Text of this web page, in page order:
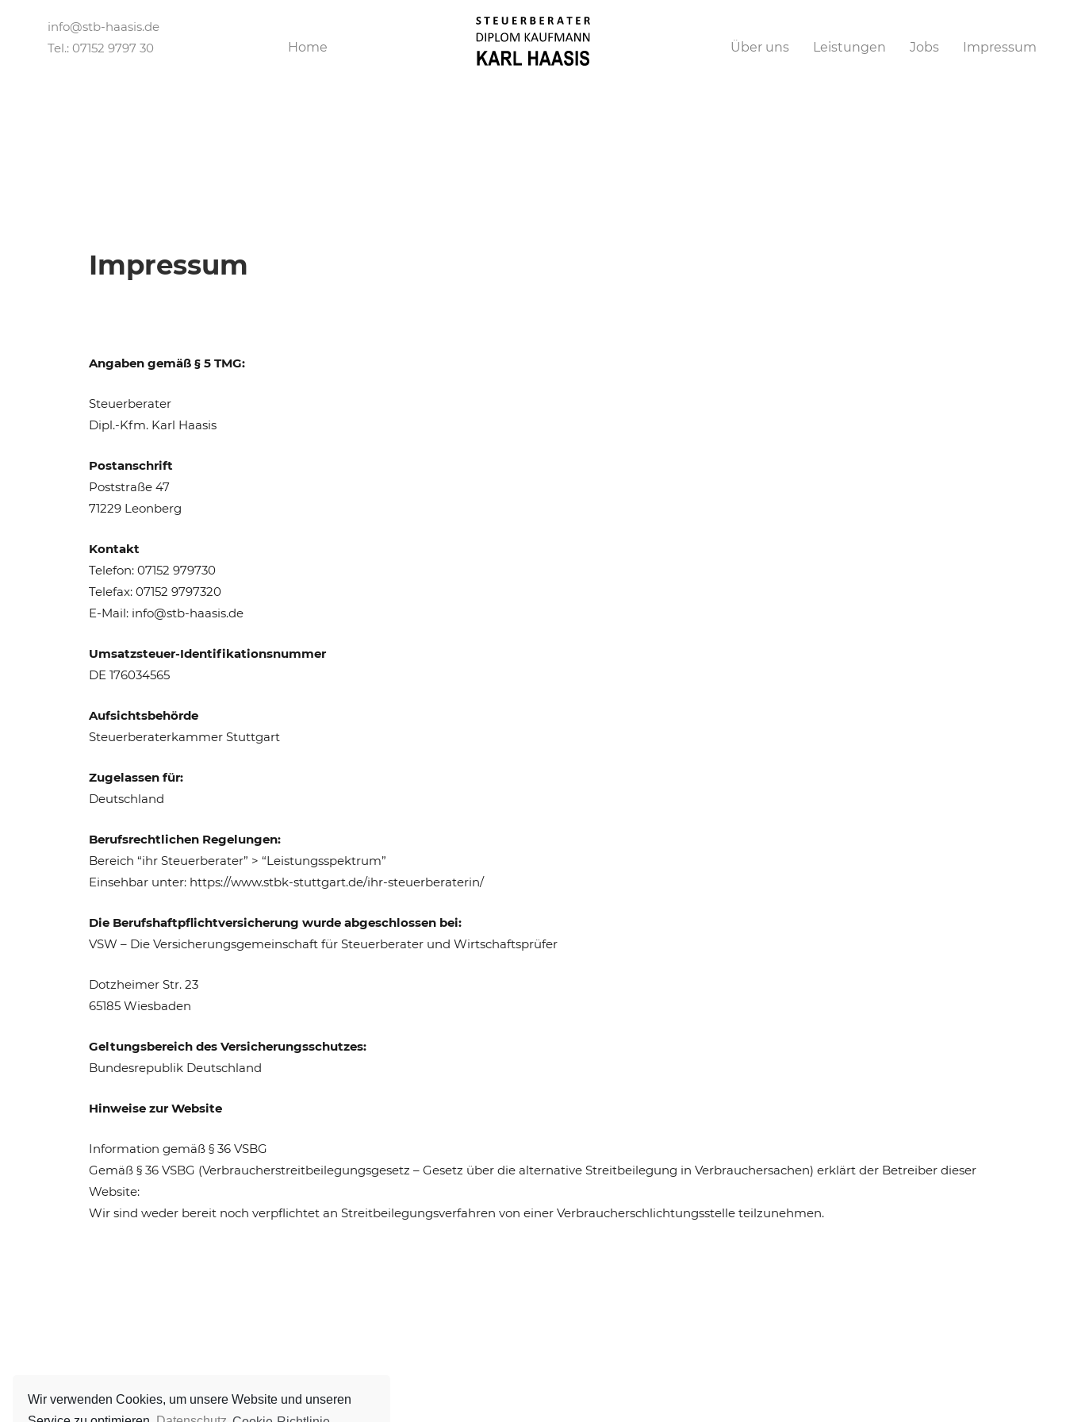
Wir verwenden Cookies, um unsere Website und unseren
info@stb-haasis.de
Tel.: 07152 9797 30
Home Über uns Leistungen Jobs Impressum
Impressum
Angaben gemäß § 5 TMG:
Steuerberater
Dipl.-Kfm. Karl Haasis
Postanschrift
Poststraße 47
71229 Leonberg
Kontakt
Telefon: 07152 979730
Telefax: 07152 9797320
E-Mail: info@stb-haasis.de
Umsatzsteuer-Identifikationsnummer
DE 176034565
Aufsichtsbehörde
Steuerberaterkammer Stuttgart
Zugelassen für:
Deutschland
Berufsrechtlichen Regelungen:
Bereich “ihr Steuerberater” > “Leistungsspektrum”
Einsehbar unter: https://www.stbk-stuttgart.de/ihr-steuerberaterin/
Die Berufshaftpflichtversicherung wurde abgeschlossen bei:
VSW – Die Versicherungsgemeinschaft für Steuerberater und Wirtschaftsprüfer
Dotzheimer Str. 23
65185 Wiesbaden
Geltungsbereich des Versicherungsschutzes:
Bundesrepublik Deutschland
Hinweise zur Website
Information gemäß § 36 VSBG
Gemäß § 36 VSBG (Verbraucherstreitbeilegungsgesetz – Gesetz über die alternative Streitbeilegung in Verbrauchersachen) erklärt der Betreiber dieser
Website:
Wir sind weder bereit noch verpflichtet an Streitbeilegungsverfahren von einer Verbraucherschlichtungsstelle teilzunehmen.